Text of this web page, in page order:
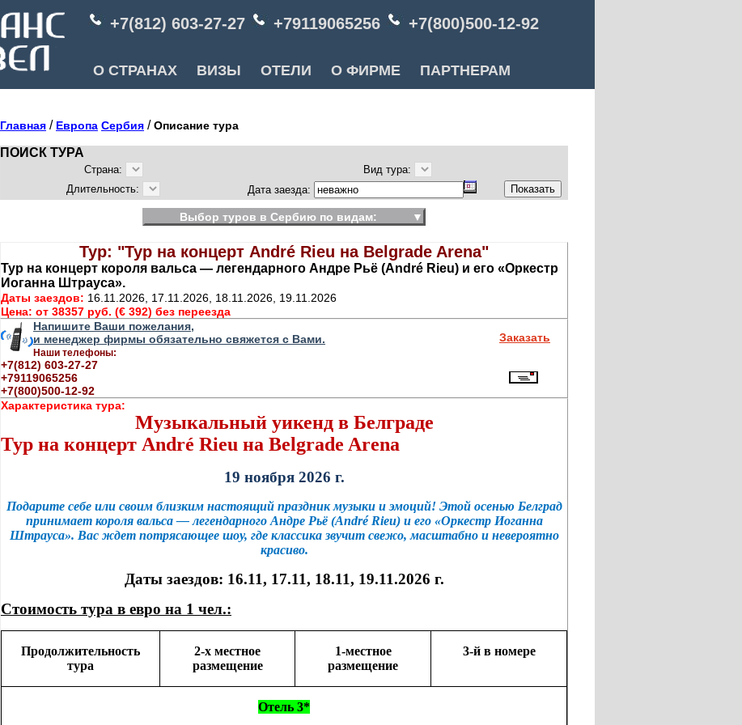
+7(812) 603-27-27 +79119065256 +7(800)500-12-92
О СТРАНАХ ВИЗЫ ОТЕЛИ О ФИРМЕ ПАРТНЕРАМ
Главная / Европа Сербия /Описание тура
ПОИСК ТУРА
Страна:
Вид тура:
Длительность:
Дата заезда:
Выбор туров в Сербию по видам: ▼
Тур: "Тур на концерт André Rieu на Belgrade Arena"
Тур на концерт короля вальса — легендарного Андре Рьё (André Rieu) и его «Оркестр
Иоганна Штрауса».
Даты заездов: 16.11.2026, 17.11.2026, 18.11.2026, 19.11.2026
Цена: от 38357 руб. (€ 392) без переезда
Напишите Ваши пожелания,
и менеджер фирмы обязательно свяжется с Вами.
Наши телефоны:
+7(812) 603-27-27
+79119065256
+7(800)500-12-92
Заказать
Характеристика тура:
Музыкальный уикенд в Белграде
Тур на концерт André Rieu на Belgrade Arena
19 ноября 2026 г.
Подарите себе или своим близким настоящий праздник музыки и эмоций! Этой осенью Белград
принимает короля вальса — легендарного Андре Рьё (André Rieu) и его «Оркестр Иоганна
Штрауса». Вас ждет потрясающее шоу, где классика звучит свежо, масштабно и невероятно
красиво.
Даты заездов: 16.11, 17.11, 18.11, 19.11.2026 г.
Стоимость тура в евро на 1 чел.:
Продолжительность
тура
2-х местное
размещение
1-местное
размещение
3-й в номере
Отель 3*